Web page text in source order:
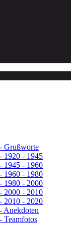
Grußworte
1920 - 1945
1945 - 1960
1960 - 1980
1980 - 2000
2000 - 2010
2010 - 2020
Anekdoten
Teamfotos